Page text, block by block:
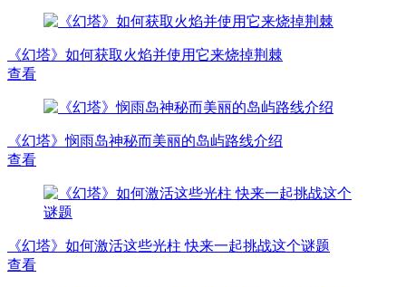
《幻塔》如何获取火焰并使用它来烧掉荆棘
查看
《幻塔》悯雨岛神秘而美丽的岛屿路线介绍
查看
《幻塔》如何激活这些光柱 快来一起挑战这个谜题
查看